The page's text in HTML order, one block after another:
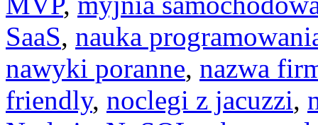
SaaS, nauka
nawyki poranne, nazwa
friendly, noclegi z jacuzzi,